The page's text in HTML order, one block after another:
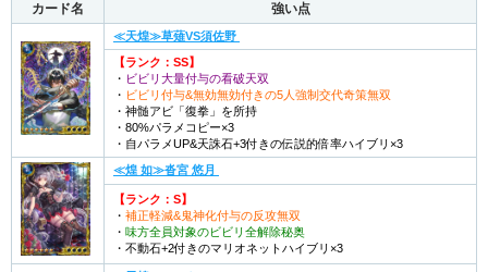
カード名 強い点
≪天煌≫草薙VS須佐野
【ランク：SS】
・ ビビリ大量付与の看破天双
・ ビビリ付与&無効無効付きの5人強制交代奇策無双
・神髄アビ「復拳」を所持
・80%パラメコピー×3
・自パラメUP&天誅石+3付きの伝説的倍率ハイブリ×3
≪煌 如≫沓宮 悠月
【ランク：S】
・ 補正軽減&鬼神化付与の反攻無双
・ 味方全員対象のビビリ全解除秘奥
・不動石+2付きのマリオネットハイブリ×3